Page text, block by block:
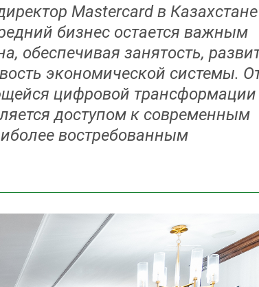
Mastercard в
бизнес остается важным
обеспечивая занятость,
экономической системы.
цифровой трансформации
доступом к современным
востребованным